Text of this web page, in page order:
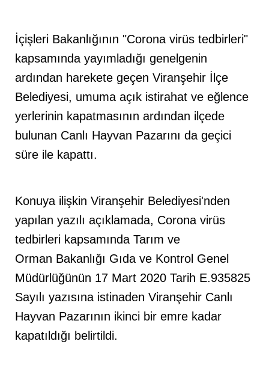
İçişleri Bakanlığının "Corona virüs tedbirleri"
kapsamında yayımladığı genelgenin
ardından harekete geçen Viranşehir İlçe
Belediyesi, umuma açık istirahat ve eğlence
yerlerinin kapatmasının ardından ilçede
bulunan Canlı Hayvan Pazarını da geçici
süre ile kapattı.
Konuya ilişkin Viranşehir Belediyesi'nden
yapılan yazılı açıklamada, Corona virüs
tedbirleri kapsamında Tarım ve
Orman Bakanlığı Gıda ve Kontrol Genel
Müdürlüğünün 17 Mart 2020 Tarih E.935825
Sayılı yazısına istinaden Viranşehir Canlı
Hayvan Pazarının ikinci bir emre kadar
kapatıldığı belirtildi.